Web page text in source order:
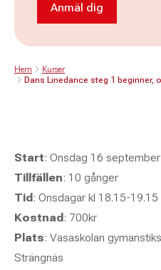
Anmäl dig till
Anmäl dig
Hem
Kurser
Dans Linedance steg 1 beginner,
Start: Onsdag 16 september
Tillfällen: 10 gånger
Tid: Onsdagar kl 18.15-19.15
Kostnad: 700kr
Plats: Vasaskolan
Strängnäs